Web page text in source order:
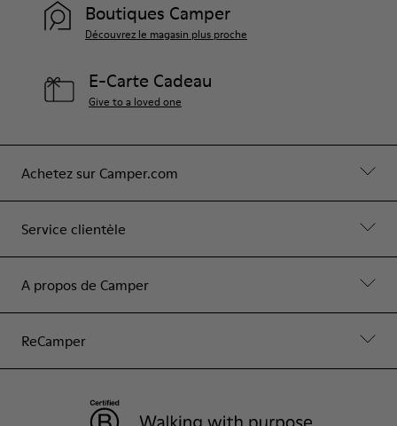
Achetez sur Camper.com
Service clientèle
A propos de Camper
ReCamper
Boutiques Camper
Découvrez le magasin plus proche
E-Carte Cadeau
Give to a loved one